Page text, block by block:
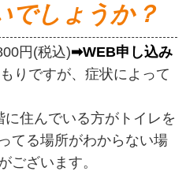
でしょうか？
円(税込)➡WEB申し込み
りですが、症状によって
住んでいる方がトイレを
てる場所がわからない場
ございます。